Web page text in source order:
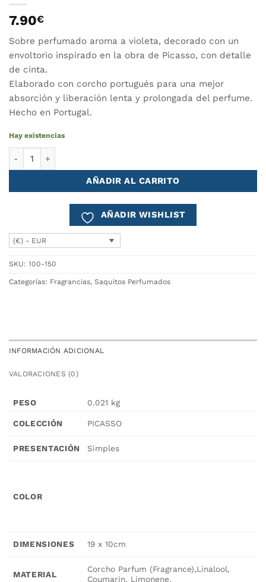
7.90€
Sobre perfumado aroma a violeta, decorado con un
envoltorio inspirado en la obra de Picasso, con detalle
de cinta.
Elaborado con corcho portugués para una mejor
absorción y liberación lenta y prolongada del perfume.
Hecho en Portugal.
Hay existencias
AÑADIR AL CARRITO
AÑADIR WISHLIST
(€) - EUR
SKU: 100-150
Categorías: Fragrancias, Saquitos Perfumados
INFORMACIÓN ADICIONAL
VALORACIONES (0)
PESO 0.021 kg
COLECCIÓN PICASSO
PRESENTACIÓN Simples
COLOR
DIMENSIONES 19 x 10cm
MATERIAL
Corcho Parfum (Fragrance),Linalool,
Coumarin, Limonene.